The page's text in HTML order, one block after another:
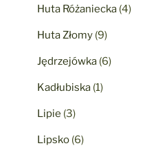
Huta Różaniecka (4)
Huta Złomy (9)
Jędrzejówka (6)
Kadłubiska (1)
Lipie (3)
Lipsko (6)